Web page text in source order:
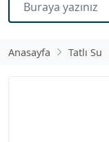
Anasayfa Tatlı Su